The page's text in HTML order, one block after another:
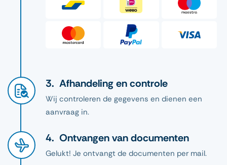
Afhandeling en controle
Wij controleren de gegevens en dienen een
aanvraag in.
Ontvangen van documenten
Gelukt! Je ontvangt de documenten per mail.